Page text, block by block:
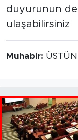
duyurunun
ulaşabilirsiniz
Muhabir: